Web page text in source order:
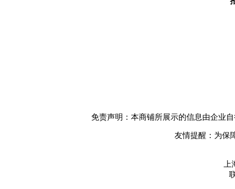
免责声明：本商铺所展示的信息由企业
友情提醒：为保